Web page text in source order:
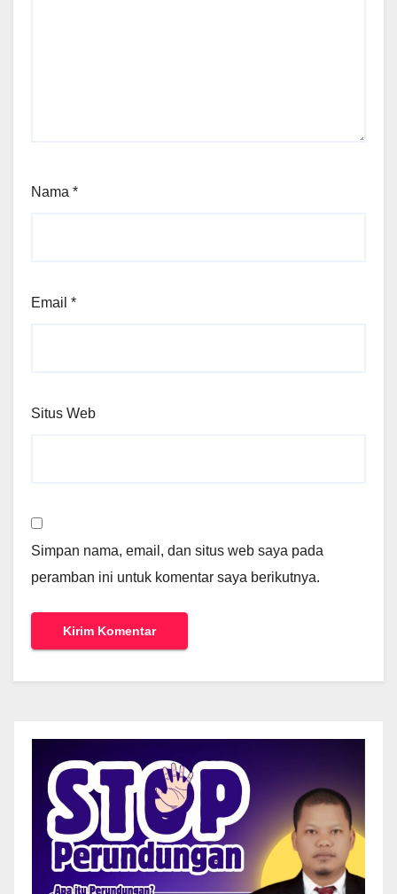
Nama *
Email *
Situs Web
Simpan nama, email, dan situs web saya pada
peramban ini untuk komentar saya berikutnya.